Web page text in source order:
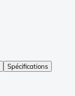
Spécifications